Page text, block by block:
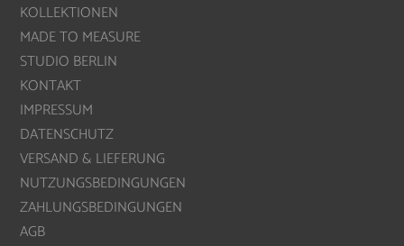
KOLLEKTIONEN
MADE TO MEASURE
STUDIO BERLIN
KONTAKT
IMPRESSUM
DATENSCHUTZ
VERSAND & LIEFERUNG
NUTZUNGSBEDINGUNGEN
ZAHLUNGSBEDINGUNGEN
AGB